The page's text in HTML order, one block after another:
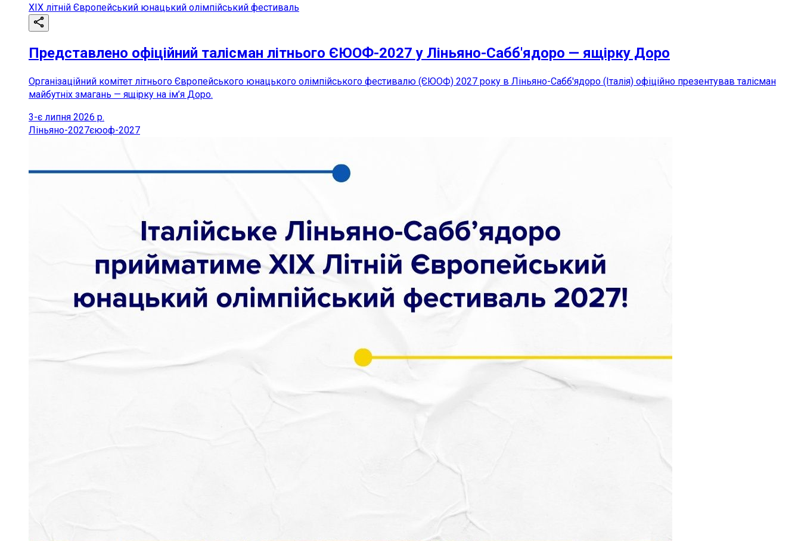
XIX літній Європейський юнацький олімпійський фестиваль
Представлено офіційний талісман літнього ЄЮОФ-2027 у Ліньяно-Сабб'ядоро — ящірку Доро
Організаційний комітет літнього Європейського юнацького олімпійського фестивалю (ЄЮОФ) 2027 року в Ліньяно-Сабб'ядоро (Італія) офіційно презентував талісман
майбутніх змагань — ящірку на ім’я Доро.
3-є липня 2026 р.
Ліньяно-2027єюоф-2027